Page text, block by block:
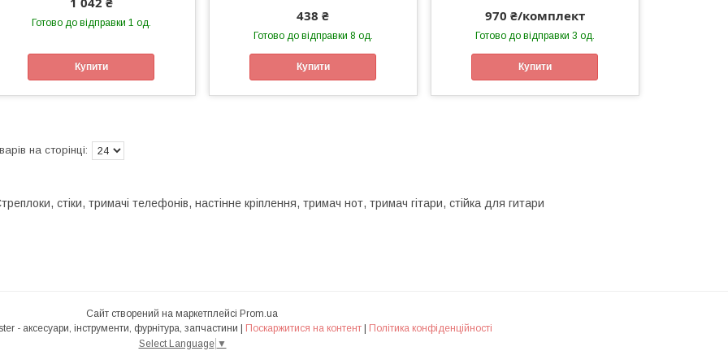
Готово до відправки 1 од.
Купити
438 ₴
Готово до відправки 8 од.
Купити
970 ₴/комплект
Готово до відправки 3 од.
Купити
стіки, тримачі телефонів, настінне кріплення, тримач нот, тримач гітари, стійка для гитари
Сайт створений на маркетплейсі Prom.ua
Інтернет-магазин Heavy Master - аксесуари, інструменти, фурнітура, запчастини | Поскаржитися на контент | Політика конфіденційності
Select Language ▼